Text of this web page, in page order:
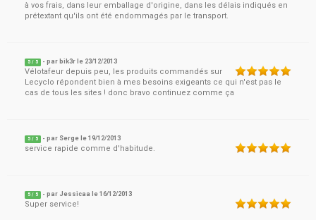
à vos frais, dans leur emballage d'origine, dans les délais indiqués en
prétextant qu'ils ont été endommagés par le transport.
5 / 5 - par bik3r le 23/12/2013
Vélotafeur depuis peu, les produits commandés sur
Lecyclo répondent bien à mes besoins exigeants ce qui n'est pas le
cas de tous les sites ! donc bravo continuez comme ça
5 / 5 - par Serge le19/12/2013
service rapide comme d'habitude.
5 / 5 - par Jessicaa le16/12/2013
Super service!